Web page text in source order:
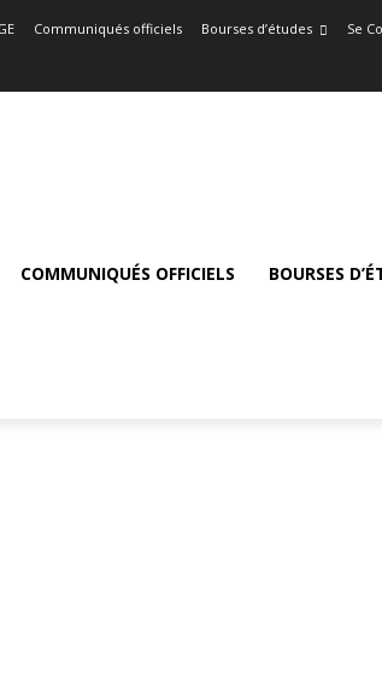
Communiqués officiels Bourses d’études Se
COMMUNIQUÉS OFFICIELS BOURSES